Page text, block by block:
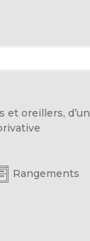
et oreillers, d’un
Rangements